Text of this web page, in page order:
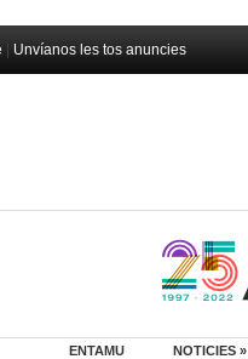
Unvíanos les tos anuncies
ENTAMU NOTICIES »